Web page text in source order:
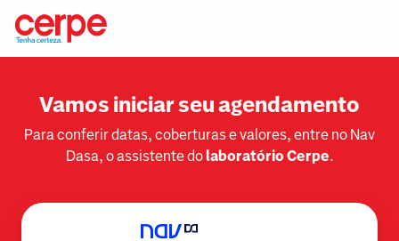
Vamos iniciar seu agendamento
Para conferir datas, coberturas e valores, entre no Nav
Dasa, o assistente dolaboratório Cerpe.